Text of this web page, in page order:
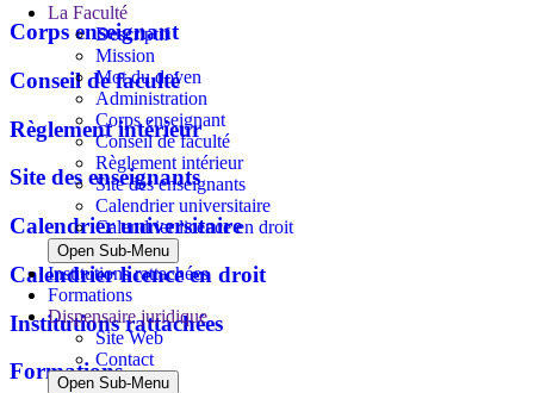
La Faculté
Descriptif
Mission
Mot du doyen
Administration
Corps enseignant
Conseil de faculté
Règlement intérieur
Site des enseignants
Calendrier universitaire
Calendrier licence en droit
Open Sub-Menu
Institutions rattachées
Formations
Dispensaire juridique
Site Web
Contact
Open Sub-Menu
Corps enseignant
Conseil de faculté
Règlement intérieur
Site des enseignants
Calendrier universitaire
Calendrier licence en droit
Institutions rattachées
Formations